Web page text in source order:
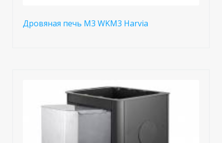
Дровяная печь M3 WKM3 Harvia